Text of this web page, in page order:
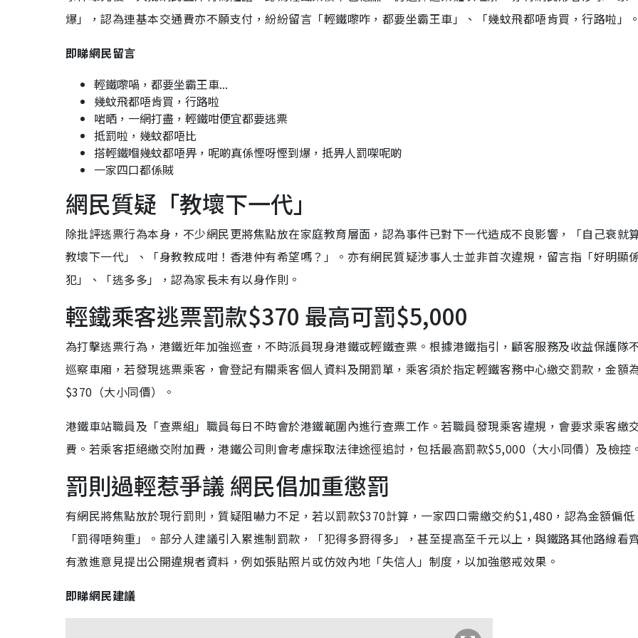
爆」，認為連基本交通費亦不願支付，紛紛留言「輕鐵嚟咋，都要坐霸王車」、「幾蚊飛都唔肯買，行路啦」。
即睇網民留言
輕鐵嚟喎，都要坐霸王車...
幾蚊飛都唔肯買，行路啦
啱晒，一網打盡，輕鐵咁便宜都要逃票
抵罰啦，幾蚊都唔比
搭輕鐵嗰幾蚊都唔畀，呢啲真係慳呀慳到爆，抵畀人罰㗎呢啲
一家四口都係賊
網民質疑「教壞下一代」
除批評逃票行為本身，不少網民更將焦點放在家庭教育層面，認為事件已對下一代造成不良影響，「自己衰就
教壞下一代」、「身教教成咁！香港仲有希望嗎？」。亦有網民質疑涉事人士並非首次違規，留言指「好明顯
犯」、「逃多多」，認為家長未有以身作則。
輕鐵乘客逃票罰款$370 最高可罰$5,000
為打擊逃票行為，港鐵近年加強巡查，不時派員現身港鐵或輕鐵查票。根據港鐵指引，顧客服務及收益保護隊
巡察車廂，若發現逃票乘客，會登記有關乘客個人資料及開罰單，乘客須於指定輕鐵客務中心繳交罰款，金額
$370（大小同價）。
港鐵車站職員及「查票組」職員每日不時會於港鐵範圍內進行查票工作。若職員發現乘客違規，會要求乘客繳
費。若乘客拒絕繳交附加費，港鐵公司則會考慮採取法律途徑追討，包括最高罰款$5,000（大小同價）及檢控。
罰則過輕惹爭議 網民倡加重懲罰
有網民將焦點放於現行罰則，質疑阻嚇力不足，若以罰款$370計算，一家四口需繳交約$1,480，認為金額偏低
「罰得唔夠重」。部分人建議引入累進制罰款，「犯得多罸得多」，甚至提高至千元以上，與鐵路其他路線看
有激進意見提出公開違規者資料，例如張貼照片或仿效內地「失信人」制度，以加強懲戒效果。
即睇網民建議